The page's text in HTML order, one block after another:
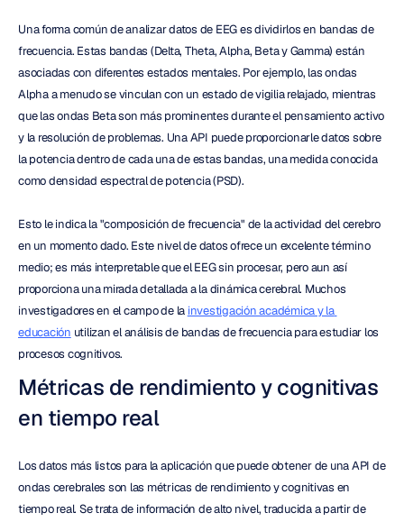
Una forma común de analizar datos de EEG es dividirlos en bandas de
frecuencia. Estas bandas (Delta, Theta, Alpha, Beta y Gamma) están
asociadas con diferentes estados mentales. Por ejemplo, las ondas
Alpha a menudo se vinculan con un estado de vigilia relajado, mientras
que las ondas Beta son más prominentes durante el pensamiento activo
y la resolución de problemas. Una API puede proporcionarle datos sobre
la potencia dentro de cada una de estas bandas, una medida conocida
como densidad espectral de potencia (PSD).
Esto le indica la "composición de frecuencia" de la actividad del cerebro
en un momento dado. Este nivel de datos ofrece un excelente término
medio; es más interpretable que el EEG sin procesar, pero aun así
proporciona una mirada detallada a la dinámica cerebral. Muchos
investigadores en el campo de la investigación académica y la
educación utilizan el análisis de bandas de frecuencia para estudiar los
procesos cognitivos.
Métricas de rendimiento y cognitivas
en tiempo real
Los datos más listos para la aplicación que puede obtener de una API de
ondas cerebrales son las métricas de rendimiento y cognitivas en
tiempo real. Se trata de información de alto nivel, traducida a partir de